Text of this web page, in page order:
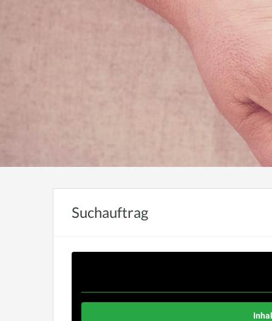
Suchauftrag